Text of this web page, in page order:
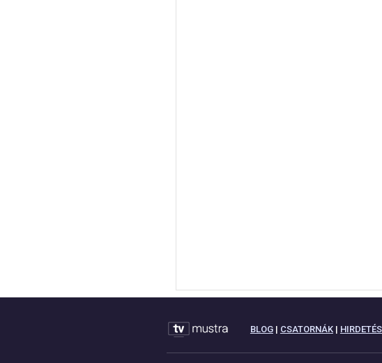
BLOG| CSATORNÁK|